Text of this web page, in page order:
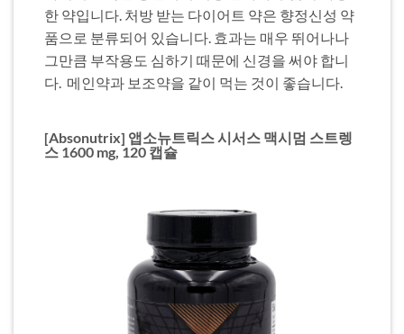
한 약입니다 처방 받는 다이어트 약은 향정신성 약
품으로 분류되어 있습니다 효과는 매우 뛰어나나
그만큼 부작용도 심하기 때문에 신경을 써야 합니
다 메인약과 보조약을 같이 먹는 것이 좋습니다
[Absonutrix] 앱소뉴트릭스 시서스 맥시멈 스트렝
스 1600 mg, 120 캡슐